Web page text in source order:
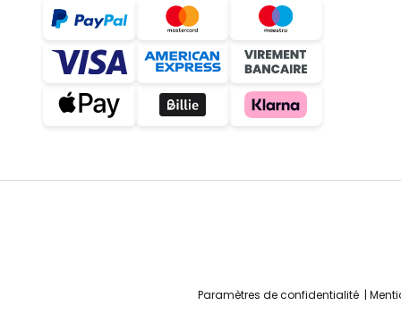
Paramètres de confidentialité